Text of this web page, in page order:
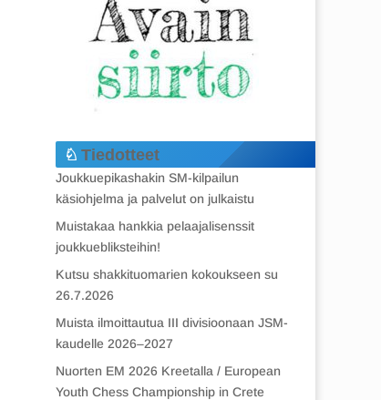
Tiedotteet
Joukkuepikashakin SM-kilpailun
käsiohjelma ja palvelut on julkaistu
Muistakaa hankkia pelaajalisenssit
joukkuebliksteihin!
Kutsu shakkituomarien kokoukseen su
26.7.2026
Muista ilmoittautua III divisioonaan JSM-
kaudelle 2026–2027
Nuorten EM 2026 Kreetalla / European
Youth Chess Championship in Crete